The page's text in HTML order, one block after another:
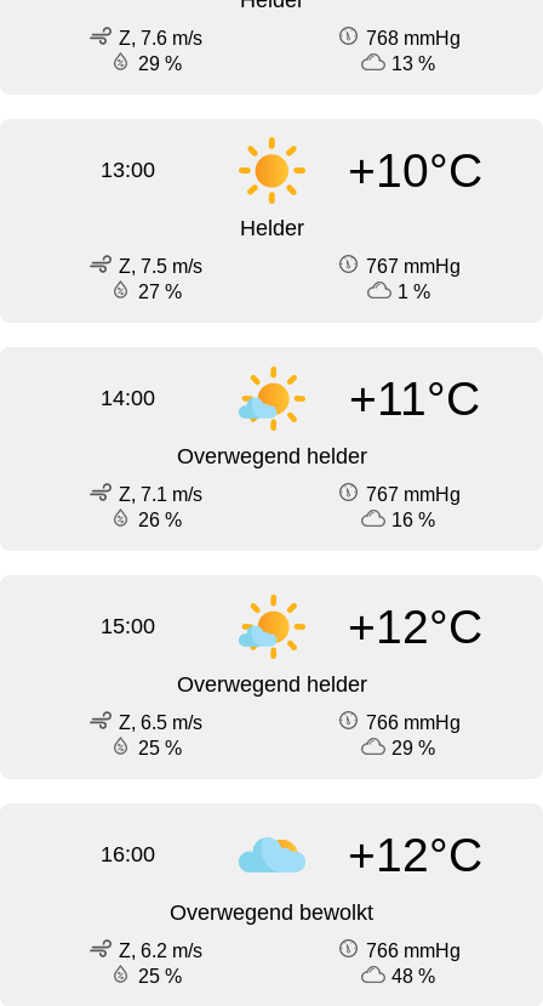
Z, 7.6 m/s
768 mmHg
29 %
13 %
13:00 +10°C
Helder
Z, 7.5 m/s
767 mmHg
27 %
1 %
14:00 +11°C
Overwegend helder
Z, 7.1 m/s
767 mmHg
26 %
16 %
15:00 +12°C
Overwegend helder
Z, 6.5 m/s
766 mmHg
25 %
29 %
16:00 +12°C
Overwegend bewolkt
Z, 6.2 m/s
766 mmHg
25 %
48 %